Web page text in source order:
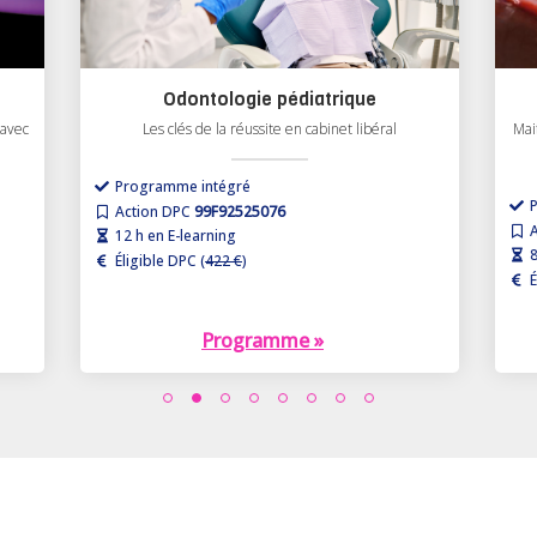
Incisions et sutures
Maitriser la chirurgie de pleine épaisseur – Traiter les
Programme intégré
Action DPC99F92626010
8 h en E-learning
Programme »